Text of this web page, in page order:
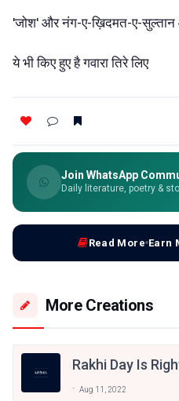
'जोश' औरनंग-ए-ख़िदमत-ए-सुल्तान
येभीकिएहुएहैगवारातिरेलिए
Join WhatsApp
Daily literature, poetry &
Read More Earn
More Creations
Rakhi Day Is
Aug 11, 2022